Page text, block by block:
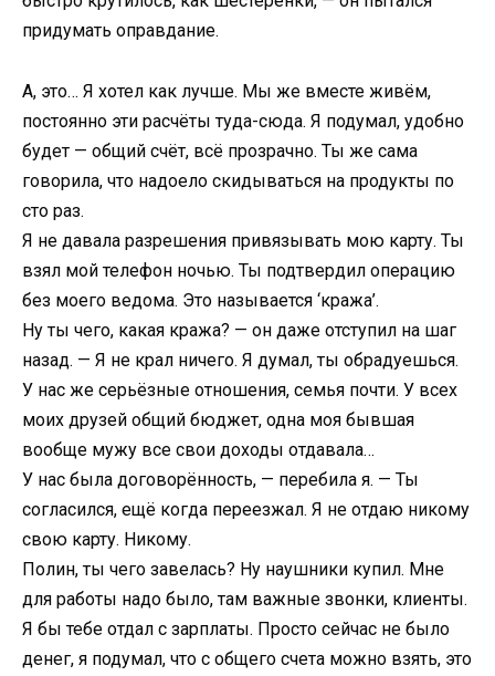
придумать оправдание.
А, это… Я хотел как лучше. Мы же вместе живём,
постоянно эти расчёты туда-сюда. Я подумал, удобно
будет — общий счёт, всё прозрачно. Ты же сама
говорила, что надоело скидываться на продукты по
сто раз.
Я не давала разрешения привязывать мою карту. Ты
взял мой телефон ночью. Ты подтвердил операцию
без моего ведома. Это называется ‘кража’.
Ну ты чего, какая кража? — он даже отступил на шаг
назад. — Я не крал ничего. Я думал, ты обрадуешься.
У нас же серьёзные отношения, семья почти. У всех
моих друзей общий бюджет, одна моя бывшая
вообще мужу все свои доходы отдавала…
У нас была договорённость, — перебила я. — Ты
согласился, ещё когда переезжал. Я не отдаю никому
свою карту. Никому.
Полин, ты чего завелась? Ну наушники купил. Мне
для работы надо было, там важные звонки, клиенты.
Я бы тебе отдал с зарплаты. Просто сейчас не было
денег, я подумал, что с общего счета можно взять, это